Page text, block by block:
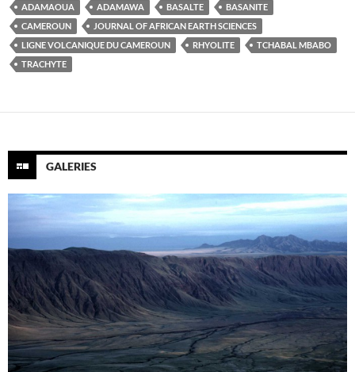
ADAMAOUA ADAMAWA BASALTE
BASANITE
CAMEROUN
JOURNAL OF AFRICAN EARTH SCIENCES
LIGNE VOLCANIQUE DU CAMEROUN
RHYOLITE
TCHABAL MBABO
TRACHYTE
GALERIES